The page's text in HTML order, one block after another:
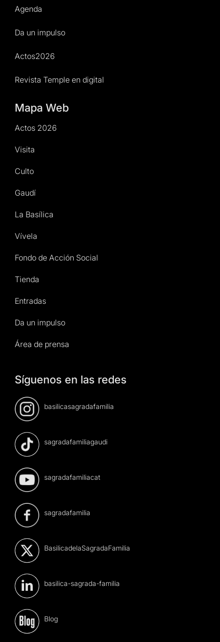
Agenda
Da un impulso
Actos2026
Revista Temple en digital
Mapa Web
Actos 2026
Visita
Culto
Gaudí
La Basílica
Vívela
Fondo de Acción Social
Tienda
Entradas
Da un impulso
Área de prensa
Síguenos en las redes
basilicasagradafamilia
sagradafamiliagaudi
sagradafamiliacat
sagradafamilia
BasilicadelaSagradaFamilia
basilica-sagrada-familia
Blog